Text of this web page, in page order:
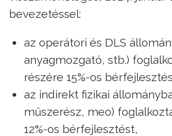
bevezetéssel:
az operátori és DLS
anyagmozgató, stb.)
részére 15%-os
az indirekt fizikai
műszerész, meo)
12%-os bérfejlesztést,